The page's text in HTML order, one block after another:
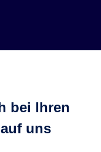
bei Ihren
uns